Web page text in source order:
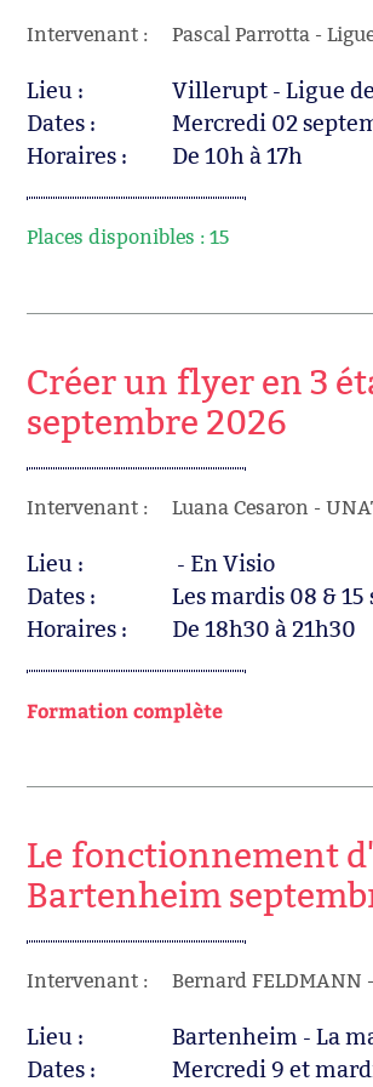
Intervenant : Pascal Parrotta -
Lieu :
Villerupt - Ligue
Dates :
Mercredi 02
Horaires :
De 10h à 17h
Places disponibles : 15
Créer un flyer en 3
septembre 2026
Intervenant : Luana Cesaron -
Lieu :
- En Visio
Dates :
Les mardis 08 &
Horaires :
De 18h30 à 21h30
Formation complète
Le fonctionnement
Bartenheim
Intervenant : Bernard FELDMANN
Lieu :
Bartenheim - La
Dates :
Mercredi 9 et